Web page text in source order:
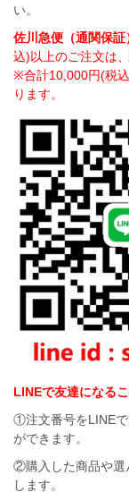
い。
佐川急便（通関保証
込)以上のご注文は
※合計10,000円(税
ります。
LINEで友達になる
①注文番号をLINEで
ができます。
②購入した商品や選
します。